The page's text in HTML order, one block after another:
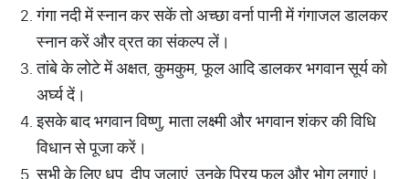
गंगा नदी में स्नान कर सकें तो अच्छा वर्ना पानी में गंगाजल डालकर
स्नान करें और व्रत का संकल्प लें।
तांबे के लोटे में अक्षत, कुमकुम, फूल आदि डालकर भगवान सूर्य को
अर्घ्य दें।
इसके बाद भगवान विष्णु, माता लक्ष्मी और भगवान शंकर की विधि
विधान से पूजा करें।
सभी के लिए धूप, दीप जलाएं, उनके प्रिय फूल और भोग लगाएं।